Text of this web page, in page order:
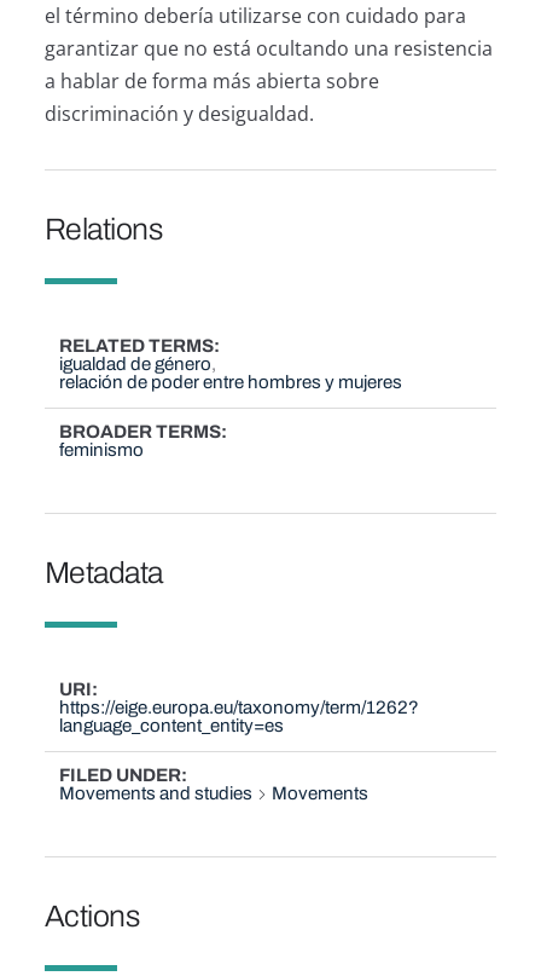
el término debería utilizarse con cuidado para
garantizar que no está ocultando una resistencia
a hablar de forma más abierta sobre
discriminación y desigualdad.
Relations
RELATED TERMS
igualdad de género
relación de poder entre hombres y mujeres
BROADER TERMS
feminismo
Metadata
URI
https://eige.europa.eu/taxonomy/term/1262?
language_content_entity=es
FILED UNDER
Movements and studies
Movements
Actions